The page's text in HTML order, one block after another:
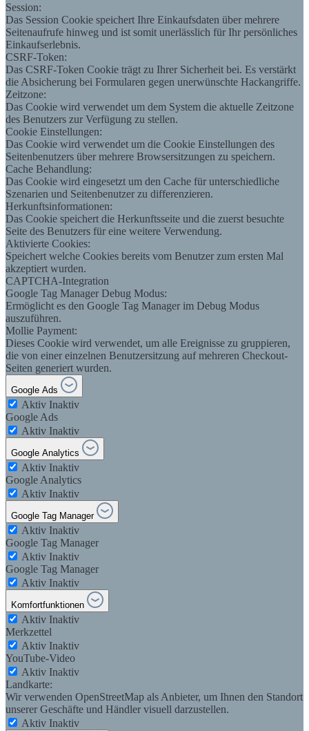
Session:
Das Session Cookie speichert Ihre Einkaufsdaten über mehrere
Seitenaufrufe hinweg und ist somit unerlässlich für Ihr persönliches
Einkaufserlebnis.
CSRF-Token:
Das CSRF-Token Cookie trägt zu Ihrer Sicherheit bei. Es verstärkt
die Absicherung bei Formularen gegen unerwünschte Hackangriffe.
Zeitzone:
Das Cookie wird verwendet um dem System die aktuelle Zeitzone
des Benutzers zur Verfügung zu stellen.
Cookie Einstellungen:
Das Cookie wird verwendet um die Cookie Einstellungen des
Seitenbenutzers über mehrere Browsersitzungen zu speichern.
Cache Behandlung:
Das Cookie wird eingesetzt um den Cache für unterschiedliche
Szenarien und Seitenbenutzer zu differenzieren.
Herkunftsinformationen:
Das Cookie speichert die Herkunftsseite und die zuerst besuchte
Seite des Benutzers für eine weitere Verwendung.
Aktivierte Cookies:
Speichert welche Cookies bereits vom Benutzer zum ersten Mal
akzeptiert wurden.
CAPTCHA-Integration
Google Tag Manager Debug Modus:
Ermöglicht es den Google Tag Manager im Debug Modus
auszuführen.
Mollie Payment:
Dieses Cookie wird verwendet, um alle Ereignisse zu gruppieren,
die von einer einzelnen Benutzersitzung auf mehreren Checkout-
Seiten generiert wurden.
Google Ads
Aktiv Inaktiv
Google Ads
Aktiv Inaktiv
Google Analytics
Aktiv Inaktiv
Google Analytics
Aktiv Inaktiv
Google Tag Manager
Aktiv Inaktiv
Google Tag Manager
Aktiv Inaktiv
Google Tag Manager
Aktiv Inaktiv
Komfortfunktionen
Aktiv Inaktiv
Merkzettel
Aktiv Inaktiv
YouTube-Video
Aktiv Inaktiv
Landkarte:
Wir verwenden OpenStreetMap als Anbieter, um Ihnen den Standort
unserer Geschäfte und Händler visuell darzustellen.
Aktiv Inaktiv